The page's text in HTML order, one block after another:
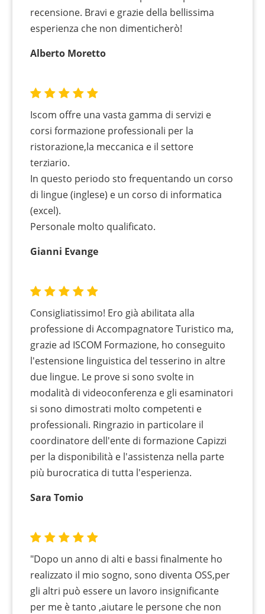
recensione. Bravi e grazie della bellissima
esperienza che non dimenticherò!
Alberto Moretto
Iscom offre una vasta gamma di servizi e
corsi formazione professionali per la
ristorazione,la meccanica e il settore
terziario.
In questo periodo sto frequentando un corso
di lingue (inglese) e un corso di informatica
(excel).
Personale molto qualificato.
Gianni Evange
Consigliatissimo! Ero già abilitata alla
professione di Accompagnatore Turistico ma,
grazie ad ISCOM Formazione, ho conseguito
l'estensione linguistica del tesserino in altre
due lingue. Le prove si sono svolte in
modalità di videoconferenza e gli esaminatori
si sono dimostrati molto competenti e
professionali. Ringrazio in particolare il
coordinatore dell'ente di formazione Capizzi
per la disponibilità e l'assistenza nella parte
più burocratica di tutta l'esperienza.
Sara Tomio
"Dopo un anno di alti e bassi finalmente ho
realizzato il mio sogno, sono diventa OSS,per
gli altri può essere un lavoro insignificante
per me è tanto ,aiutare le persone che non